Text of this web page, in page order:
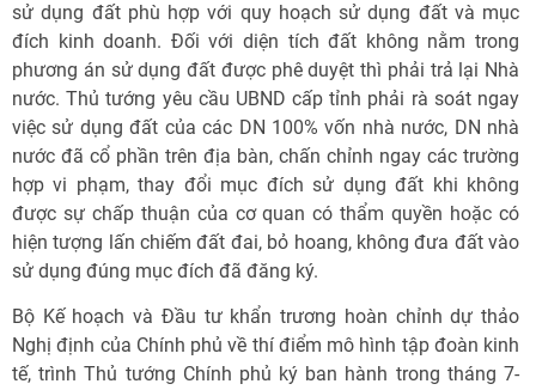
sử dụng đất phù hợp với quy hoạch sử dụng đất và mục
đích kinh doanh. Đối với diện tích đất không nằm trong
phương án sử dụng đất được phê duyệt thì phải trả lại Nhà
nước. Thủ tướng yêu cầu UBND cấp tỉnh phải rà soát ngay
việc sử dụng đất của các DN 100% vốn nhà nước, DN nhà
nước đã cổ phần trên địa bàn, chấn chỉnh ngay các trường
hợp vi phạm, thay đổi mục đích sử dụng đất khi không
được sự chấp thuận của cơ quan có thẩm quyền hoặc có
hiện tượng lấn chiếm đất đai, bỏ hoang, không đưa đất vào
sử dụng đúng mục đích đã đăng ký.
Bộ Kế hoạch và Đầu tư khẩn trương hoàn chỉnh dự thảo
Nghị định của Chính phủ về thí điểm mô hình tập đoàn kinh
tế, trình Thủ tướng Chính phủ ký ban hành trong tháng 7-